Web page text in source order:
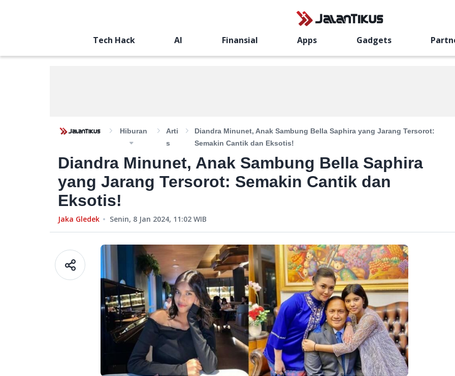
Tech Hack AI Finansial Apps Gadgets
Hiburan
Arti
S
Diandra Minunet, Anak Sambung Bella Saphira yang Jarang Tersorot:
Semakin Cantik dan Eksotis!
Diandra Minunet, Anak Sambung Bella Saphira
yang Jarang Tersorot: Semakin Cantik dan
Eksotis!
Jaka Gledek Senin, 8 Jan 2024, 11:02 WIB